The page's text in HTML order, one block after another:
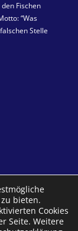
Fischen
“Was
Stelle
bieten.
Cookies
Seite. Weitere